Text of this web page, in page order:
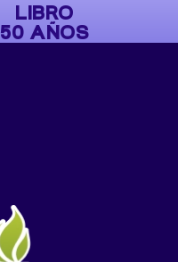
LIBRO
50 AÑOS